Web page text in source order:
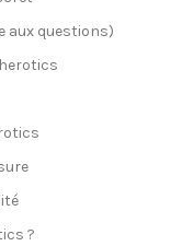
aux questions)
?